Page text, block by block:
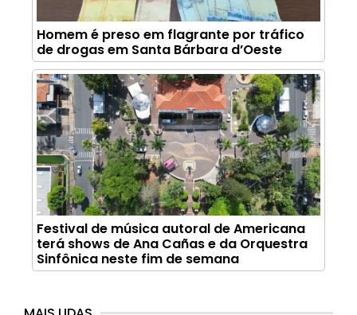
Homem é preso em flagrante por tráfico
de drogas em Santa Bárbara d’Oeste
Festival de música autoral de Americana
terá shows de Ana Cañas e da Orquestra
Sinfônica neste fim de semana